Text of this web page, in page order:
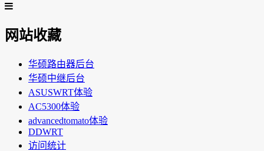
网站收藏
华硕路由器后台
华硕中继后台
ASUSWRT体验
AC5300体验
advancedtomato体验
DDWRT
访问统计